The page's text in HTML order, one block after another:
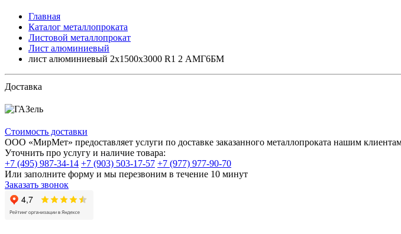
Главная
Каталог металлопроката
Листовой металлопрокат
Лист алюминиевый
лист алюминиевый 2x1500x3000 R1 2 АМГ6БМ
Доставка
Стоимость доставки
ООО «МирМет» предоставляет услуги по доставке заказанного металлопроката нашим
Уточнить про услугу и наличие товара:
+7 (495) 987-34-14 +7 (903) 503-17-57 +7 (977) 977-90-70
Или заполните форму и мы перезвоним в течение 10 минут
Заказать звонок